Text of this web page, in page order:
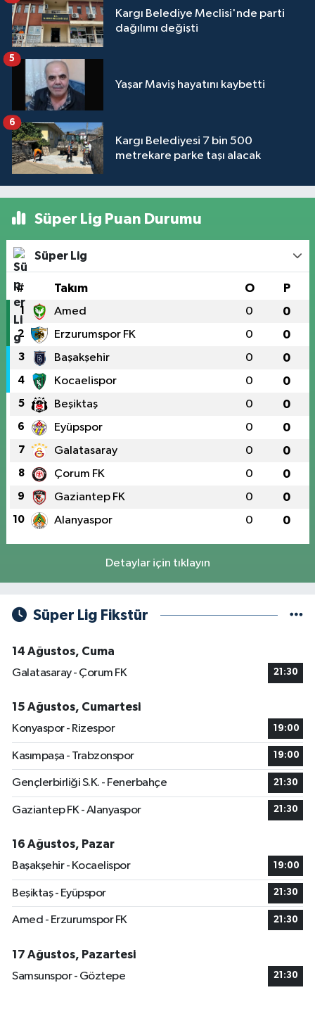
Kargı Belediye Meclisi'nde parti
dağılımı değişti
Yaşar Maviş hayatını kaybetti
5
Kargı Belediyesi 7 bin 500
metrekare parke taşı alacak
6
Süper Lig Puan Durumu
Süper Lig
# Takım O P
1 Amed 0 0
2 Erzurumspor FK 0 0
3 Başakşehir 0 0
4 Kocaelispor 0 0
5 Beşiktaş 0 0
6 Eyüpspor 0 0
7 Galatasaray 0 0
8 Çorum FK 0 0
9 Gaziantep FK 0 0
10 Alanyaspor 0 0
Detaylar için tıklayın
Süper Lig Fikstür
14 Ağustos, Cuma
Galatasaray - Çorum FK
21:30
15 Ağustos, Cumartesi
Konyaspor - Rizespor
19:00
Kasımpaşa - Trabzonspor 19:00
Gençlerbirliği S.K. - Fenerbahçe 21:30
Gaziantep FK - Alanyaspor 21:30
16 Ağustos, Pazar
Başakşehir - Kocaelispor
19:00
Beşiktaş - Eyüpspor 21:30
Amed - Erzurumspor FK 21:30
17 Ağustos, Pazartesi
Samsunspor - Göztepe
21:30